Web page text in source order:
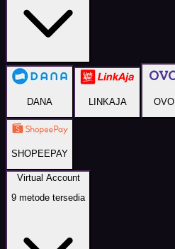
DANA LINKAJA OVO
SHOPEEPAY
Virtual Account
9 metode tersedia